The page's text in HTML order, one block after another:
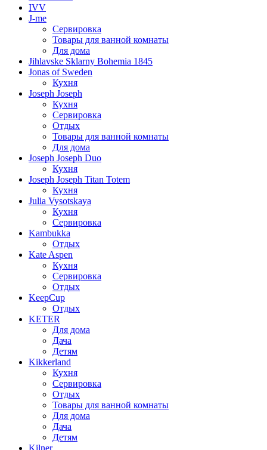
IVV
J-me
Сервировка
Товары для ванной комнаты
Для дома
Jihlavske Sklarny Bohemia 1845
Jonas of Sweden
Кухня
Joseph Joseph
Кухня
Сервировка
Отдых
Товары для ванной комнаты
Для дома
Joseph Joseph Duo
Кухня
Joseph Joseph Titan Totem
Кухня
Julia Vysotskaya
Кухня
Сервировка
Kambukka
Отдых
Kate Aspen
Кухня
Сервировка
Отдых
KeepCup
Отдых
KETER
Для дома
Дача
Детям
Kikkerland
Кухня
Сервировка
Отдых
Товары для ванной комнаты
Для дома
Дача
Детям